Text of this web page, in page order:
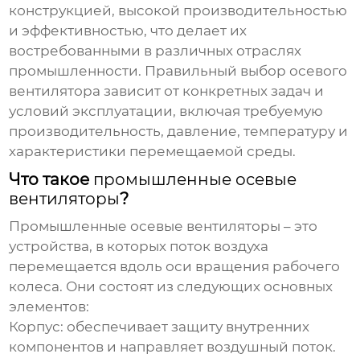
конструкцией, высокой производительностью
и эффективностью, что делает их
востребованными в различных отраслях
промышленности. Правильный выбор осевого
вентилятора зависит от конкретных задач и
условий эксплуатации, включая требуемую
производительность, давление, температуру и
характеристики перемещаемой среды.
Что такое промышленные осевые
вентиляторы?
Промышленные осевые вентиляторы – это
устройства, в которых поток воздуха
перемещается вдоль оси вращения рабочего
колеса. Они состоят из следующих основных
элементов:
Корпус: обеспечивает защиту внутренних
компонентов и направляет воздушный поток.